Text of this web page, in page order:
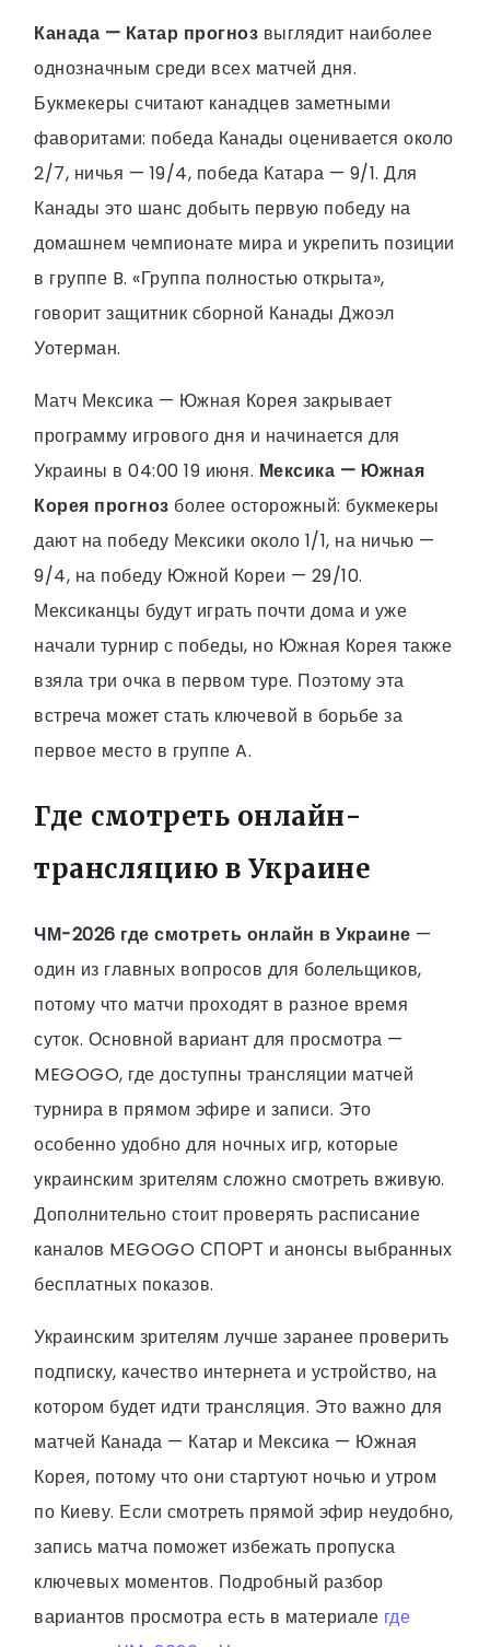
Канада — Катар прогноз выглядит наиболее
однозначным среди всех матчей дня.
Букмекеры считают канадцев заметными
фаворитами: победа Канады оценивается около
2/7, ничья — 19/4, победа Катара — 9/1. Для
Канады это шанс добыть первую победу на
домашнем чемпионате мира и укрепить позиции
в группе B. «Группа полностью открыта»,
говорит защитник сборной Канады Джоэл
Уотерман.
Матч Мексика — Южная Корея закрывает
программу игрового дня и начинается для
Украины в 04:00 19 июня. Мексика — Южная
Корея прогноз более осторожный: букмекеры
дают на победу Мексики около 1/1, на ничью —
9/4, на победу Южной Кореи — 29/10.
Мексиканцы будут играть почти дома и уже
начали турнир с победы, но Южная Корея также
взяла три очка в первом туре. Поэтому эта
встреча может стать ключевой в борьбе за
первое место в группе A.
Где смотреть онлайн-
трансляцию в Украине
ЧМ-2026 где смотреть онлайн в Украине —
один из главных вопросов для болельщиков,
потому что матчи проходят в разное время
суток. Основной вариант для просмотра —
MEGOGO, где доступны трансляции матчей
турнира в прямом эфире и записи. Это
особенно удобно для ночных игр, которые
украинским зрителям сложно смотреть вживую.
Дополнительно стоит проверять расписание
каналов MEGOGO СПОРТ и анонсы выбранных
бесплатных показов.
Украинским зрителям лучше заранее проверить
подписку, качество интернета и устройство, на
котором будет идти трансляция. Это важно для
матчей Канада — Катар и Мексика — Южная
Корея, потому что они стартуют ночью и утром
по Киеву. Если смотреть прямой эфир неудобно,
запись матча поможет избежать пропуска
ключевых моментов. Подробный разбор
вариантов просмотра есть в материале где